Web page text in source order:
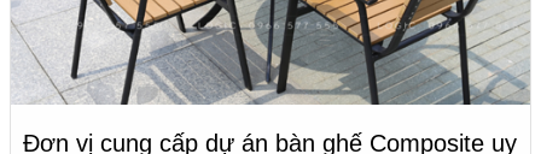
Đơn vị cung cấp dự án bàn ghế Composite uy